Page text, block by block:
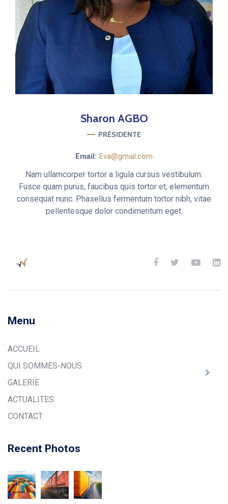
Sharon AGBO
PRÉSIDENTE
Email: Eva@gmail.com
Nam ullamcorper tortor a ligula cursus vestibulum.
Fusce quam purus, faucibus quis tortor et, elementum
consequat nunc. Phasellus fermentum tortor nibh, vitae
pellentesque dolor condimentum eget.
Menu
ACCUEIL
QUI SOMMES-NOUS
GALERIE
ACTUALITES
CONTACT
Recent Photos